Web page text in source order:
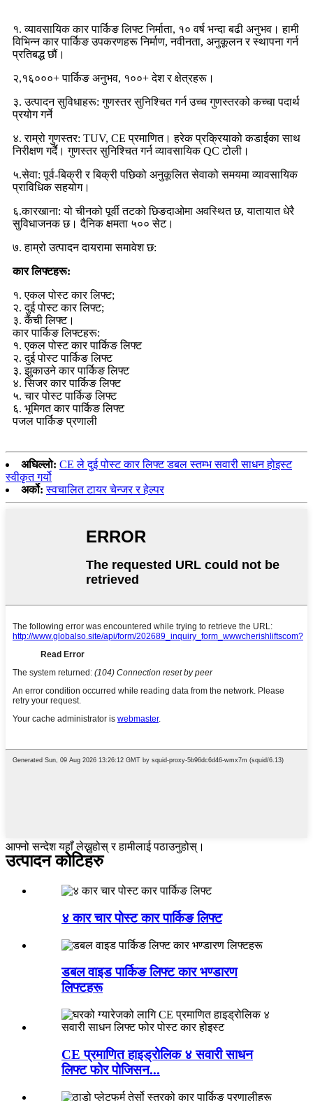
१. व्यावसायिक कार पार्किङ लिफ्ट निर्माता, १० वर्ष भन्दा बढी अनुभव। हामी
विभिन्न कार पार्किङ उपकरणहरू निर्माण, नवीनता, अनुकूलन र स्थापना गर्न
प्रतिबद्ध छौं।
२,१६०००+ पार्किङ अनुभव, १००+ देश र क्षेत्रहरू।
३. उत्पादन सुविधाहरू: गुणस्तर सुनिश्चित गर्न उच्च गुणस्तरको कच्चा पदार्थ
प्रयोग गर्ने
४. राम्रो गुणस्तर: TUV, CE प्रमाणित। हरेक प्रक्रियाको कडाईका साथ
निरीक्षण गर्दै। गुणस्तर सुनिश्चित गर्न व्यावसायिक QC टोली।
५.सेवा: पूर्व-बिक्री र बिक्री पछिको अनुकूलित सेवाको समयमा व्यावसायिक
प्राविधिक सहयोग।
६.कारखाना: यो चीनको पूर्वी तटको छिङदाओमा अवस्थित छ, यातायात धेरै
सुविधाजनक छ। दैनिक क्षमता ५०० सेट।
७. हाम्रो उत्पादन दायरामा समावेश छ:
कार लिफ्टहरू:
१. एकल पोस्ट कार लिफ्ट;
२. दुई पोस्ट कार लिफ्ट;
३. कैंची लिफ्ट।
कार पार्किङ लिफ्टहरू:
१. एकल पोस्ट कार पार्किङ लिफ्ट
२. दुई पोस्ट पार्किङ लिफ्ट
३. झुकाउने कार पार्किङ लिफ्ट
४. सिजर कार पार्किङ लिफ्ट
५. चार पोस्ट पार्किङ लिफ्ट
६. भूमिगत कार पार्किङ लिफ्ट
पजल पार्किङ प्रणाली
अघिल्लो: CE ले दुई पोस्ट कार लिफ्ट डबल स्तम्भ सवारी साधन होइस्ट
स्वीकृत गर्यो
अर्को: स्वचालित टायर चेन्जर र हेल्पर
आफ्नो सन्देश यहाँ लेख्नुहोस् र हामीलाई पठाउनुहोस्।
उत्पादन कोटिहरु
४ कार चार पोस्ट कार पार्किङ लिफ्ट
डबल वाइड पार्किङ लिफ्ट कार भण्डारण
लिफ्टहरू
CE प्रमाणित हाइड्रोलिक ४ सवारी साधन
लिफ्ट फोर पोजिसन...